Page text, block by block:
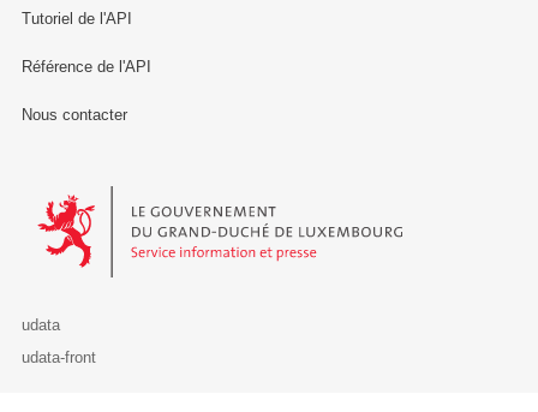
Tutoriel de l'API
Référence de l'API
Nous contacter
Le Gouvernement du Grand-Duché de Luxembourg - Service
udata
udata-front